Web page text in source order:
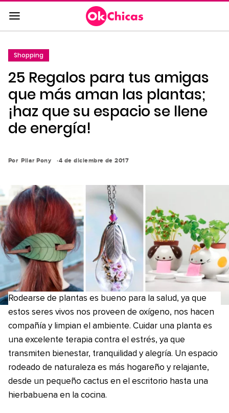
Saltar
al
contenido
a
la
navegación
principal
Shopping
25 Regalos para tus amigas
que más aman las plantas;
¡haz que su espacio se llene
de energía!
Por Pilar Pony 4 de diciembre de 2017
Rodearse de plantas es bueno para la salud, ya que
estos seres vivos nos proveen de oxígeno, nos hacen
compañía y limpian el ambiente. Cuidar una planta es
una excelente terapia contra el estrés, ya que
transmiten bienestar, tranquilidad y alegría. Un espacio
rodeado de naturaleza es más hogareño y relajante,
desde un pequeño cactus en el escritorio hasta una
hierbabuena en la cocina.